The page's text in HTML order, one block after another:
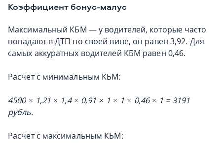
Коэффициент бонус-малус
Максимальный КБМ — у водителей, которые часто
попадают в ДТП по своей вине, он равен 3,92. Для
самых аккуратных водителей КБМ равен 0,46.
Расчет с минимальным КБМ:
4500 × 1,21 × 1,4 × 0,91 × 1 × 1 × 0,46 × 1 = 3191
рубль.
Расчет с максимальным КБМ: